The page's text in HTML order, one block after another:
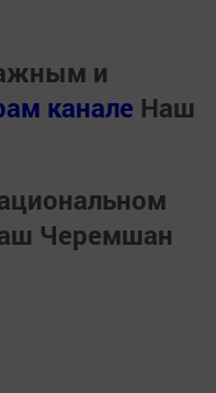
и
канале Наш
Черемшан